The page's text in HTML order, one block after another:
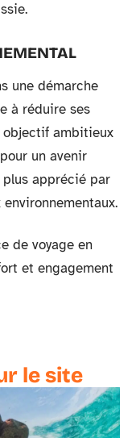
une démarche
à réduire ses
objectif ambitieux
un avenir
apprécié par
de voyage en
et engagement
le site